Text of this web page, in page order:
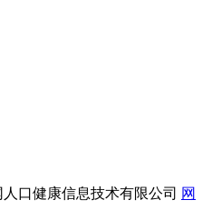
口健康信息技术有限公司 网